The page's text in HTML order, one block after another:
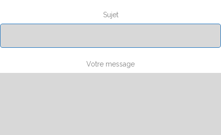
Sujet
Votre message